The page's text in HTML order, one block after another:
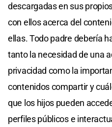
descargadas en sus
con ellos acerca del
ellas. Todo padre debería
tanto la necesidad de una
privacidad como la
contenidos compartir y
que los hijos pueden
perfiles públicos e